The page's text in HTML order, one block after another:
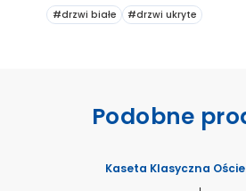
#drzwi białe #drzwi ukryte
Podobne
Kaseta Klasyczna